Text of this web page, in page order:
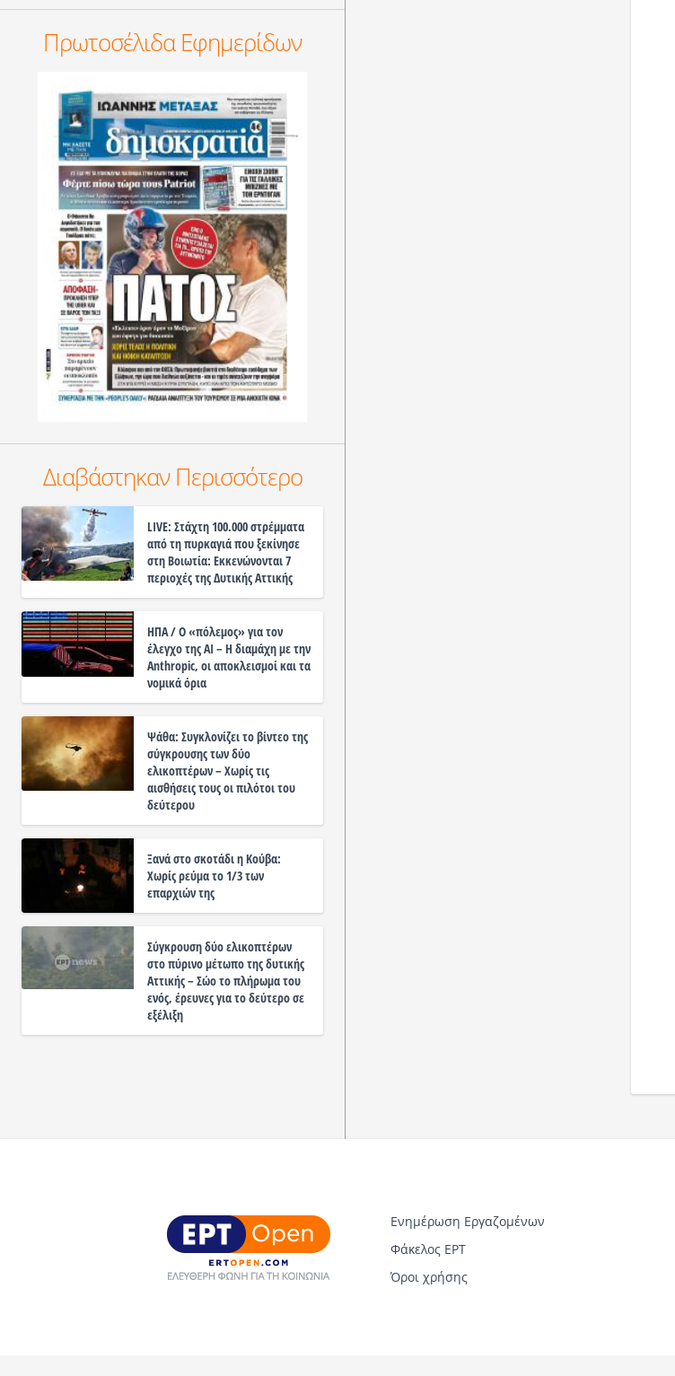
Πρωτοσέλιδα Εφημερίδων
Διαβάστηκαν Περισσότερο
LIVE: Στάχτη 100.000 στρέμματα
από τη πυρκαγιά που ξεκίνησε
στη Βοιωτία: Εκκενώνονται 7
περιοχές της Δυτικής Αττικής
ΗΠΑ / Ο «πόλεμος» για τον
έλεγχο της ΑΙ – Η διαμάχη με την
Anthropic, οι αποκλεισμοί και τα
νομικά όρια
Ψάθα: Συγκλονίζει το βίντεο της
σύγκρουσης των δύο
ελικοπτέρων – Χωρίς τις
αισθήσεις τους οι πιλότοι του
δεύτερου
Ξανά στο σκοτάδι η Κούβα:
Χωρίς ρεύμα το 1/3 των
επαρχιών της
Σύγκρουση δύο ελικοπτέρων
στο πύρινο μέτωπο της δυτικής
Αττικής – Σώο το πλήρωμα του
ενός, έρευνες για το δεύτερο σε
εξέλιξη
Ενημέρωση Εργαζομένων
Φάκελος ΕΡΤ
Όροι χρήσης